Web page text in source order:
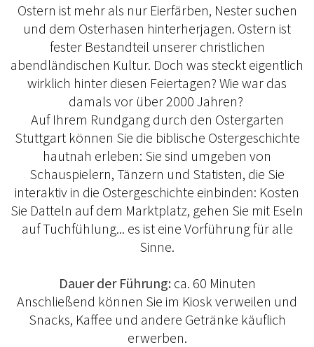
Ostern ist mehr als nur Eierfärben, Nester suchen
und dem Osterhasen hinterherjagen. Ostern ist
fester Bestandteil unserer christlichen
abendländischen Kultur. Doch was steckt eigentlich
wirklich hinter diesen Feiertagen? Wie war das
damals vor über 2000 Jahren?
Auf Ihrem Rundgang durch den Ostergarten
Stuttgart können Sie die biblische Ostergeschichte
hautnah erleben: Sie sind umgeben von
Schauspielern, Tänzern und Statisten, die Sie
interaktiv in die Ostergeschichte einbinden: Kosten
Sie Datteln auf dem Marktplatz, gehen Sie mit Eseln
auf Tuchfühlung... es ist eine Vorführung für alle
Sinne.
Dauer der Führung:ca. 60 Minuten
Anschließend können Sie im Kiosk verweilen und
Snacks, Kaffee und andere Getränke käuflich
erwerben.